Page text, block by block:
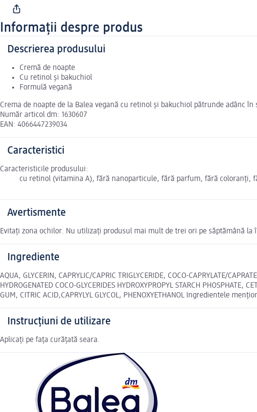
Informații despre produs
Descrierea produsului
Cremă de noapte
Cu retinol și bakuchiol
Formulă vegană
Crema de noapte de la Balea vegană cu retinol și bakuchiol pătrunde adânc
Număr articol dm: 1630607
EAN: 4066447239034
Caracteristici
Caracteristicile produsului:
cu retinol (vitamina A), fără nanoparticule, fără parfum, fără coloranți,
Avertismente
Evitați zona ochilor. Nu utilizați produsul mai mult de trei ori pe săptămână la
Ingrediente
AQUA, GLYCERIN, CAPRYLIC/CAPRIC TRIGLYCERIDE, COCO-CAPRYLATE/
HYDROGENATED COCO-GLYCERIDES HYDROXYPROPYL STARCH PHOSPHATE,
GUM, CITRIC ACID,CAPRYLYL GLYCOL, PHENOXYETHANOL Ingredientele
Instrucțiuni de utilizare
Aplicați pe fața curățată seara.